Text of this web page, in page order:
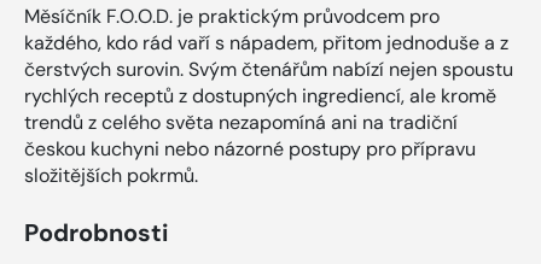
Měsíčník F.O.O.D. je praktickým průvodcem pro
každého, kdo rád vaří s nápadem, přitom jednoduše a z
čerstvých surovin. Svým čtenářům nabízí nejen spoustu
rychlých receptů z dostupných ingrediencí, ale kromě
trendů z celého světa nezapomíná ani na tradiční
českou kuchyni nebo názorné postupy pro přípravu
složitějších pokrmů.
Podrobnosti